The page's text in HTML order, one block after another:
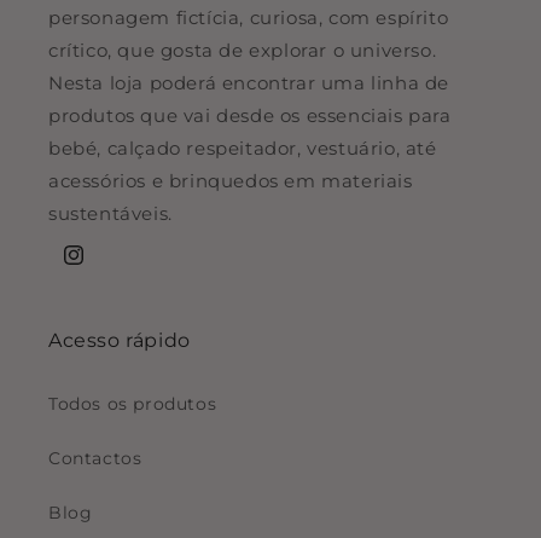
personagem fictícia, curiosa, com espírito
crítico, que gosta de explorar o universo.
Nesta loja poderá encontrar uma linha de
produtos que vai desde os essenciais para
bebé, calçado respeitador, vestuário, até
acessórios e brinquedos em materiais
sustentáveis.
Instagram
Acesso rápido
Todos os produtos
Contactos
Blog